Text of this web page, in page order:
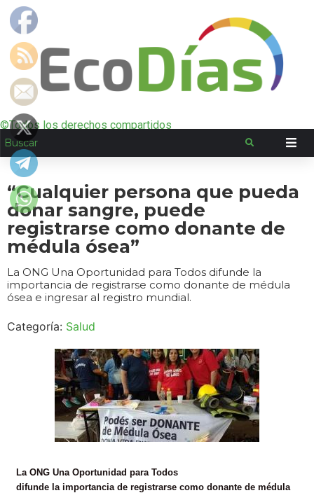
©Todos los derechos compartidos
“Cualquier persona que pueda
donar sangre, puede
registrarse como donante de
médula ósea”
La ONG Una Oportunidad para Todos difunde la
importancia de registrarse como donante de médula
ósea e ingresar al registro mundial.
Categoría: Salud
La ONG Una Oportunidad para Todos
difunde la importancia de registrarse como donante de médula